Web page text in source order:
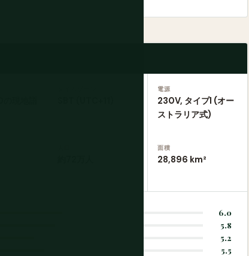
電源
230V, タイプI (オー
ストラリア式)
面積
28,896 km²
6.0
5.8
5.2
5.5